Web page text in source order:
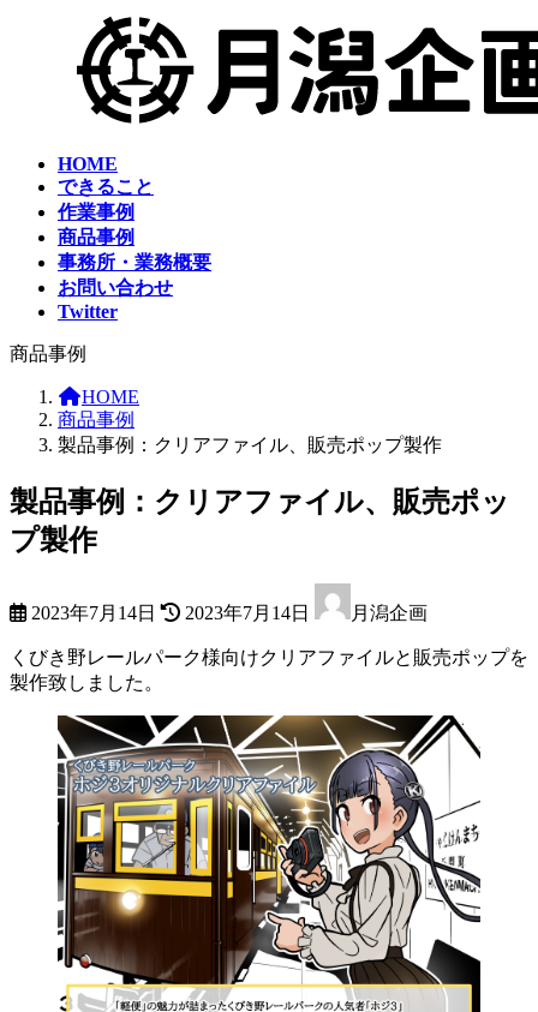
HOME
できること
作業事例
商品事例
事務所・業務概要
お問い合わせ
Twitter
商品事例
HOME
商品事例
製品事例：クリアファイル、販売ポップ製作
製品事例：クリアファイル、販売ポッ
プ製作
2023年7月14日
終
新
時
:
2023年7月14日 月潟企画
くびき野レールパーク様向けクリアファイルと販売ポップを
製作致しました。